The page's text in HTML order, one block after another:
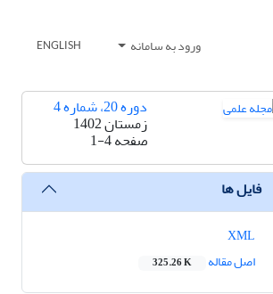
ورود به سامانه ENGLISH
دوره 20، شماره 4
زمستان 1402
صفحه1-4
فایل ها
اصل مقاله
325.26 K